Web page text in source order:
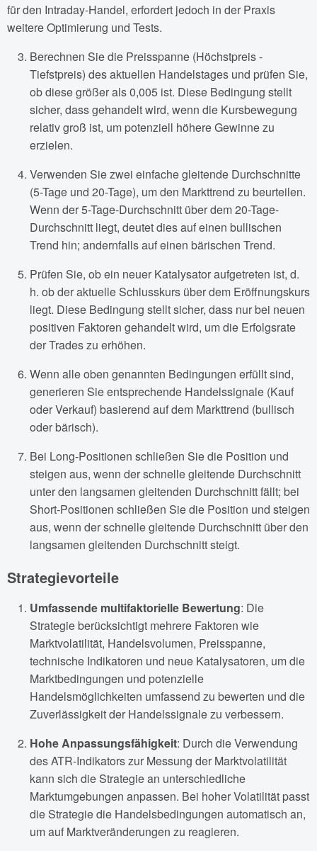
für den Intraday-Handel, erfordert jedoch in der Praxis
weitere Optimierung und Tests.
Berechnen Sie die Preisspanne (Höchstpreis -
Tiefstpreis) des aktuellen Handelstages und prüfen Sie,
ob diese größer als 0,005 ist. Diese Bedingung stellt
sicher, dass gehandelt wird, wenn die Kursbewegung
relativ groß ist, um potenziell höhere Gewinne zu
erzielen.
Verwenden Sie zwei einfache gleitende Durchschnitte
(5-Tage und 20-Tage), um den Markttrend zu beurteilen.
Wenn der 5-Tage-Durchschnitt über dem 20-Tage-
Durchschnitt liegt, deutet dies auf einen bullischen
Trend hin; andernfalls auf einen bärischen Trend.
Prüfen Sie, ob ein neuer Katalysator aufgetreten ist, d.
h. ob der aktuelle Schlusskurs über dem Eröffnungskurs
liegt. Diese Bedingung stellt sicher, dass nur bei neuen
positiven Faktoren gehandelt wird, um die Erfolgsrate
der Trades zu erhöhen.
Wenn alle oben genannten Bedingungen erfüllt sind,
generieren Sie entsprechende Handelssignale (Kauf
oder Verkauf) basierend auf dem Markttrend (bullisch
oder bärisch).
Bei Long-Positionen schließen Sie die Position und
steigen aus, wenn der schnelle gleitende Durchschnitt
unter den langsamen gleitenden Durchschnitt fällt; bei
Short-Positionen schließen Sie die Position und steigen
aus, wenn der schnelle gleitende Durchschnitt über den
langsamen gleitenden Durchschnitt steigt.
Strategievorteile
Umfassende multifaktorielle Bewertung: Die
Strategie berücksichtigt mehrere Faktoren wie
Marktvolatilität, Handelsvolumen, Preisspanne,
technische Indikatoren und neue Katalysatoren, um die
Marktbedingungen und potenzielle
Handelsmöglichkeiten umfassend zu bewerten und die
Zuverlässigkeit der Handelssignale zu verbessern.
Hohe Anpassungsfähigkeit: Durch die Verwendung
des ATR-Indikators zur Messung der Marktvolatilität
kann sich die Strategie an unterschiedliche
Marktumgebungen anpassen. Bei hoher Volatilität passt
die Strategie die Handelsbedingungen automatisch an,
um auf Marktveränderungen zu reagieren.